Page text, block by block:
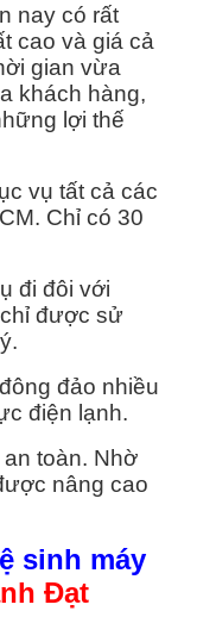
nay có rất
cao và giá cả
gian vừa
khách hàng,
lợi thế
vụ tất cả các
Chỉ có 30
đi đôi với
được sử
đảo nhiều
điện lạnh.
toàn. Nhờ
nâng cao
sinh máy
Đạt